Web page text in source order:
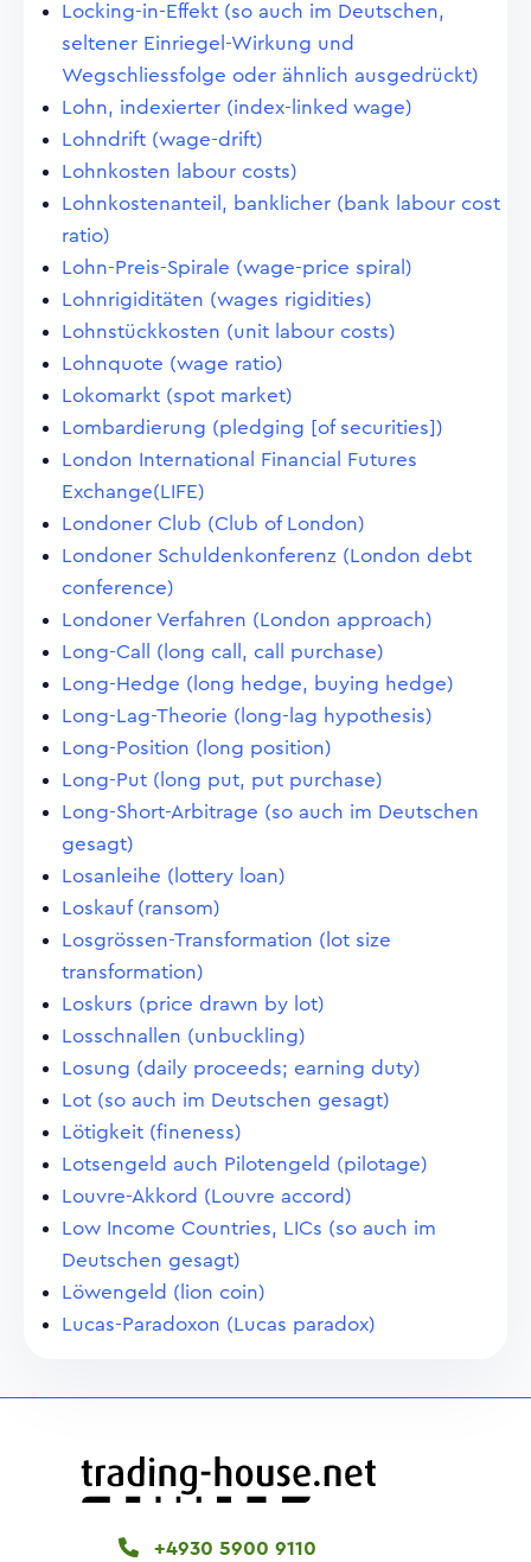
Locking-in-Effekt (so auch im Deutschen,
seltener Einriegel-Wirkung und
Wegschliessfolge oder ähnlich ausgedrückt)
Lohn, indexierter (index-linked wage)
Lohndrift (wage-drift)
Lohnkosten labour costs)
Lohnkostenanteil, banklicher (bank labour cost
ratio)
Lohn-Preis-Spirale (wage-price spiral)
Lohnrigiditäten (wages rigidities)
Lohnstückkosten (unit labour costs)
Lohnquote (wage ratio)
Lokomarkt (spot market)
Lombardierung (pledging [of securities])
London International Financial Futures
Exchange(LIFE)
Londoner Club (Club of London)
Londoner Schuldenkonferenz (London debt
conference)
Londoner Verfahren (London approach)
Long-Call (long call, call purchase)
Long-Hedge (long hedge, buying hedge)
Long-Lag-Theorie (long-lag hypothesis)
Long-Position (long position)
Long-Put (long put, put purchase)
Long-Short-Arbitrage (so auch im Deutschen
gesagt)
Losanleihe (lottery loan)
Loskauf (ransom)
Losgrössen-Transformation (lot size
transformation)
Loskurs (price drawn by lot)
Losschnallen (unbuckling)
Losung (daily proceeds; earning duty)
Lot (so auch im Deutschen gesagt)
Lötigkeit (fineness)
Lotsengeld auch Pilotengeld (pilotage)
Louvre-Akkord (Louvre accord)
Low Income Countries, LICs (so auch im
Deutschen gesagt)
Löwengeld (lion coin)
Lucas-Paradoxon (Lucas paradox)
+4930 5900 9110